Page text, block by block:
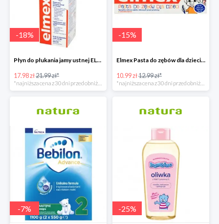
-18%
Płyn do płukania jamy ustnej ELMEX JUNIOR
17.98 zł21.99 zł*
*najniższa cena z 30 dni przed obniżką
-15%
Elmex Pasta do zębów dla dzieci z aminofluorkiem od 1 ząbka do 6 lat
10.99 zł12.99 zł*
*najniższa cena z 30 dni przed obniżką
-7% -25%